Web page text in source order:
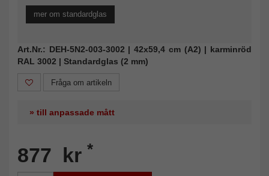
mer om standardglas
Art.Nr.: DEH-5N2-003-3002 | 42x59,4 cm (A2) | karminröd
RAL 3002 | Standardglas (2 mm)
Fråga om artikeln
» till anpassade mått
877 kr *